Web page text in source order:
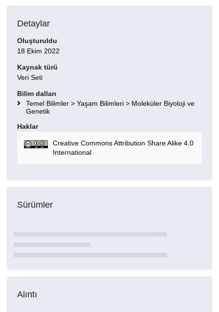
Detaylar
Oluşturuldu
18 Ekim 2022
Kaynak türü
Veri Seti
Bilim dalları
Temel Bilimler > Yaşam Bilimleri > Moleküler Biyoloji ve
Genetik
Haklar
Creative Commons Attribution Share Alike 4.0
International
Sürümler
Alıntı